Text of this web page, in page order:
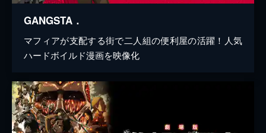
GANGSTA．
マフィアが支配する街で二人組の便利屋の活躍！人気
ハードボイルド漫画を映像化